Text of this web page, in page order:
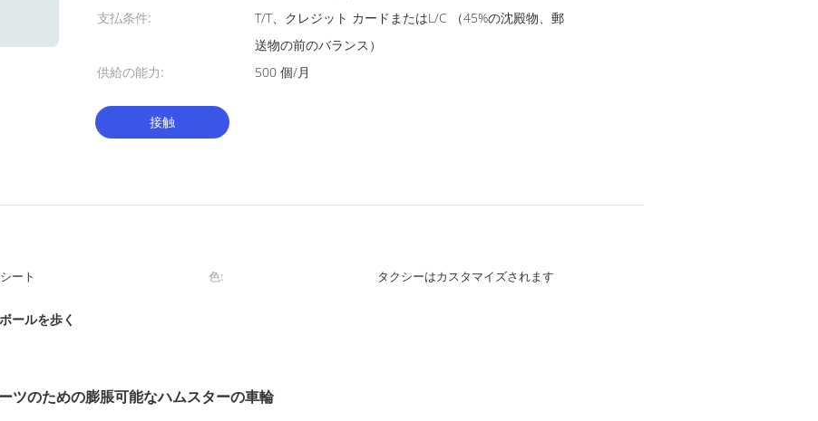
支払条件:
T/T、クレジット カードまたはL/C （45%の沈殿物、郵
送物の前のバランス）
供給の能力:
500 個/月
接触
ート 色:
タクシーはカスタマイズされます
ールを歩く
ツのための膨脹可能なハムスターの車輪